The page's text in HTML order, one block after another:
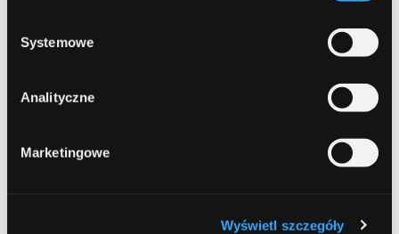
Systemowe
Analityczne
Marketingowe
Wyświetl szczegóły
Next Article
Leave a comment